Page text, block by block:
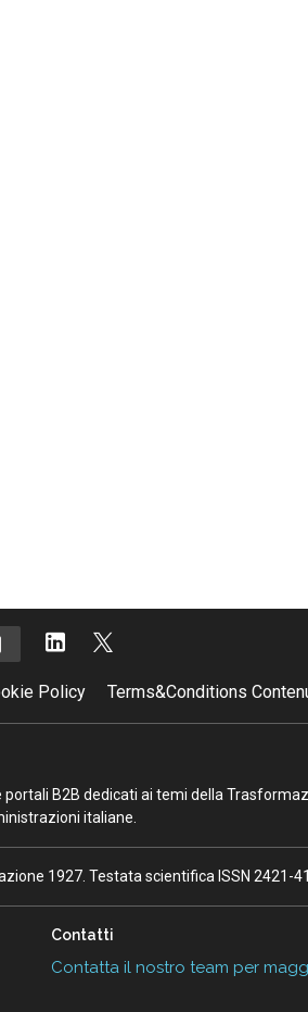
Policy Terms&Conditions
B2B dedicati ai temi della
italiane.
1927. Testata scientifica ISSN 2421-
Contatti
Contatta il nostro team per